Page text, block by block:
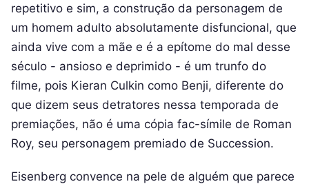
repetitivo e sim, a construção da personagem de
um homem adulto absolutamente disfuncional, que
ainda vive com a mãe e é a epítome do mal desse
século - ansioso e deprimido - é um trunfo do
filme, pois Kieran Culkin como Benji, diferente do
que dizem seus detratores nessa temporada de
premiações, não é uma cópia fac-símile de Roman
Roy, seu personagem premiado de Succession.
Eisenberg convence na pele de alguém que parece